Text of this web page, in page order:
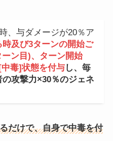
、与ダメージが20％ア
及び3ターンの開始ご
ン目)、ターン開始
毒]状態を付与し、毎
攻撃力×30％のジェネ
だけで、自身で中毒を付